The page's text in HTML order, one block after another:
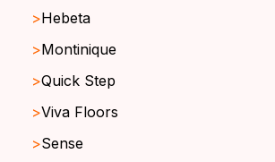
Hebeta
Montinique
Quick Step
Viva Floors
Sense